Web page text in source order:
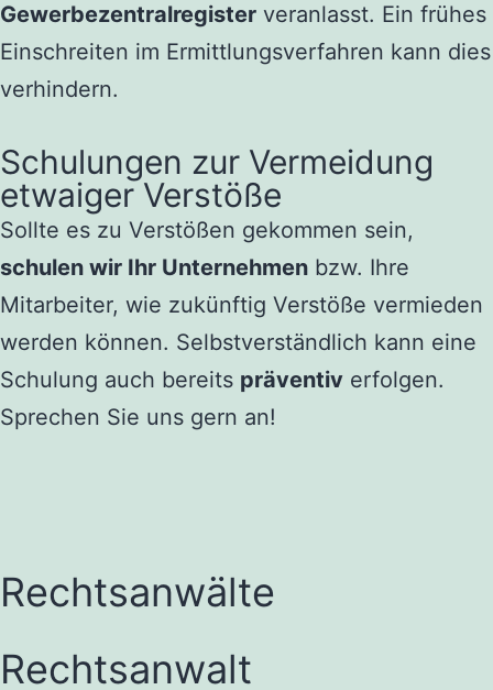
Gewerbezentralregister veranlasst. Ein frühes
Einschreiten im Ermittlungsverfahren kann dies
verhindern.
Schulungen zur Vermeidung
etwaiger Verstöße
Sollte es zu Verstößen gekommen sein,
schulen wir Ihr Unternehmen bzw. Ihre
Mitarbeiter, wie zukünftig Verstöße vermieden
werden können. Selbstverständlich kann eine
Schulung auch bereits präventiv erfolgen.
Sprechen Sie uns gern an!
Rechtsanwälte
Rechtsanwalt